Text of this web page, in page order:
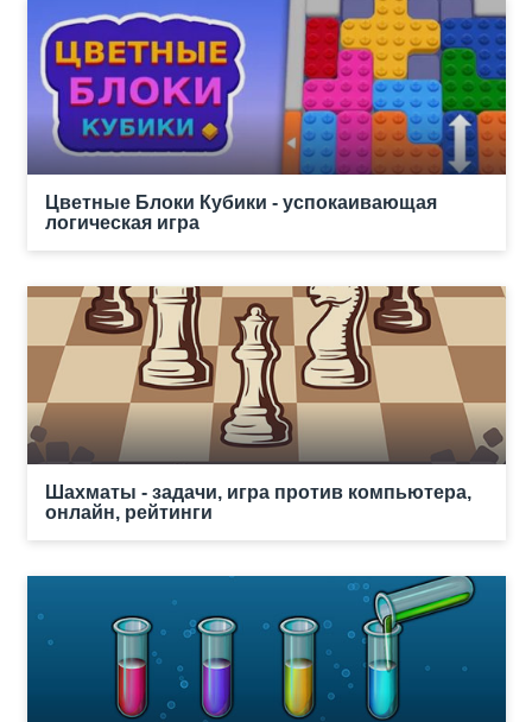
Цветные Блоки Кубики - успокаивающая
логическая игра
Шахматы - задачи, игра против компьютера,
онлайн, рейтинги